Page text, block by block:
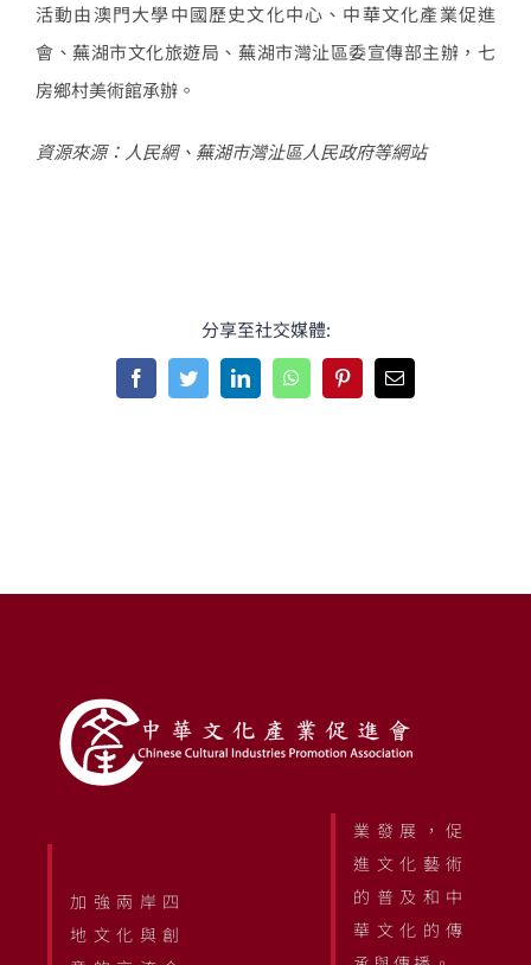
活動由澳門大學中國歷史文化中心、中華文化產業促進
會、蕪湖市文化旅遊局、蕪湖市灣沚區委宣傳部主辦，七
房鄉村美術館承辦。
資源來源：人民網、蕪湖市灣沚區人民政府等網站
分享至社交媒體:
FacebookTwitterLinkedInWhatsAppPinterestEmail
加強兩岸四
地文化與創
業發展，促
進文化藝術
的普及和中
華文化的傳